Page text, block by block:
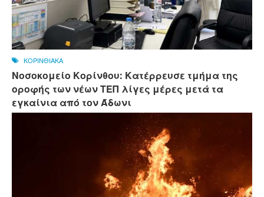
ΚΟΡΙΝΘΙΑΚΑ
Νοσοκομείο Κορίνθου: Κατέρρευσε τμήμα της
οροφής των νέων ΤΕΠ λίγες μέρες μετά τα
εγκαίνια από τον Άδωνι